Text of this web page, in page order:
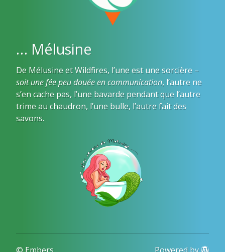
… Mélusine
De Mélusine et Wildfires, l’une est une sorcière –
soit une fée peu douée en communication, l’autre ne
s’en cache pas, l’une bavarde pendant que l’autre
trime au chaudron, l’une bulle, l’autre fait des
savons.